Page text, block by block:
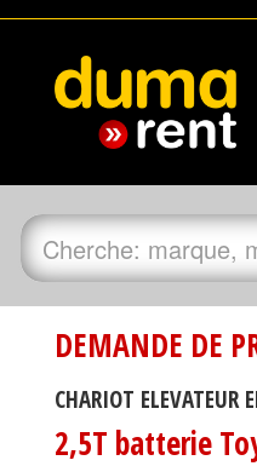
DEMANDE DE
CHARIOT ELEVATEUR
2,5T batterie